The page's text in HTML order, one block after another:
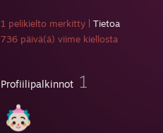
1 pelikielto merkitty
Tietoa
736 päivä(ä) viime kiellosta
Profiilipalkinnot 1